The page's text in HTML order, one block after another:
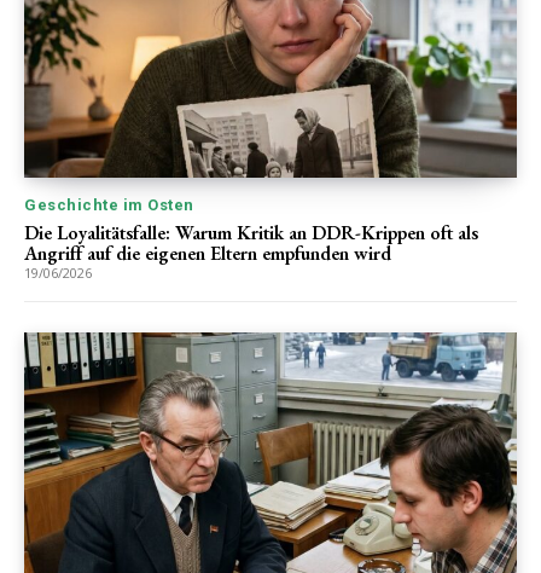
Geschichte im Osten
Die Loyalitätsfalle: Warum Kritik an DDR-Krippen oft als
Angriff auf die eigenen Eltern empfunden wird
19/06/2026